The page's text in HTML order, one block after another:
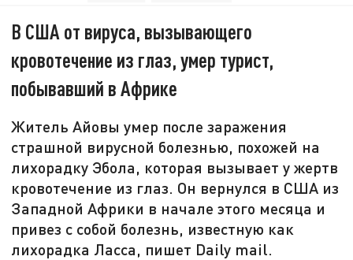
В США от вируса, вызывающего
кровотечение из глаз, умер турист,
побывавший в Африке
Житель Айовы умер после заражения
страшной вирусной болезнью, похожей на
лихорадку Эбола, которая вызывает у жертв
кровотечение из глаз. Он вернулся в США из
Западной Африки в начале этого месяца и
привез с собой болезнь, известную как
лихорадка Ласса, пишет Daily mail.